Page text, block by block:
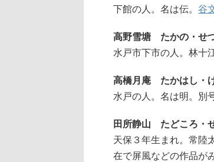
下館の人。名は伝。 谷
高野雪塘 たかの・せ
水戸市下市の人。林十
高橋月庵 たかはし・
水戸の人。名は明。別
田所静山 たどころ・
天保３年生まれ。常陸
在で屏風などの作品が